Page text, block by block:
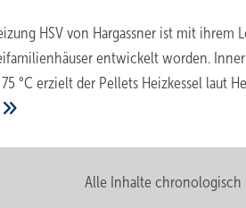
HSV von Hargassner ist mit ihrem
entwickelt worden.
°C erzielt der Pellets Heizkessel laut
Alle Inhalte chronologisch